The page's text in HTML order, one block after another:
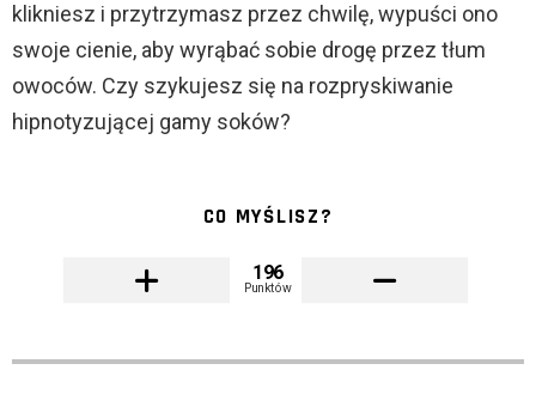
klikniesz i przytrzymasz przez chwilę, wypuści ono
swoje cienie, aby wyrąbać sobie drogę przez tłum
owoców. Czy szykujesz się na rozpryskiwanie
hipnotyzującej gamy soków?
CO MYŚLISZ?
196
Punktów